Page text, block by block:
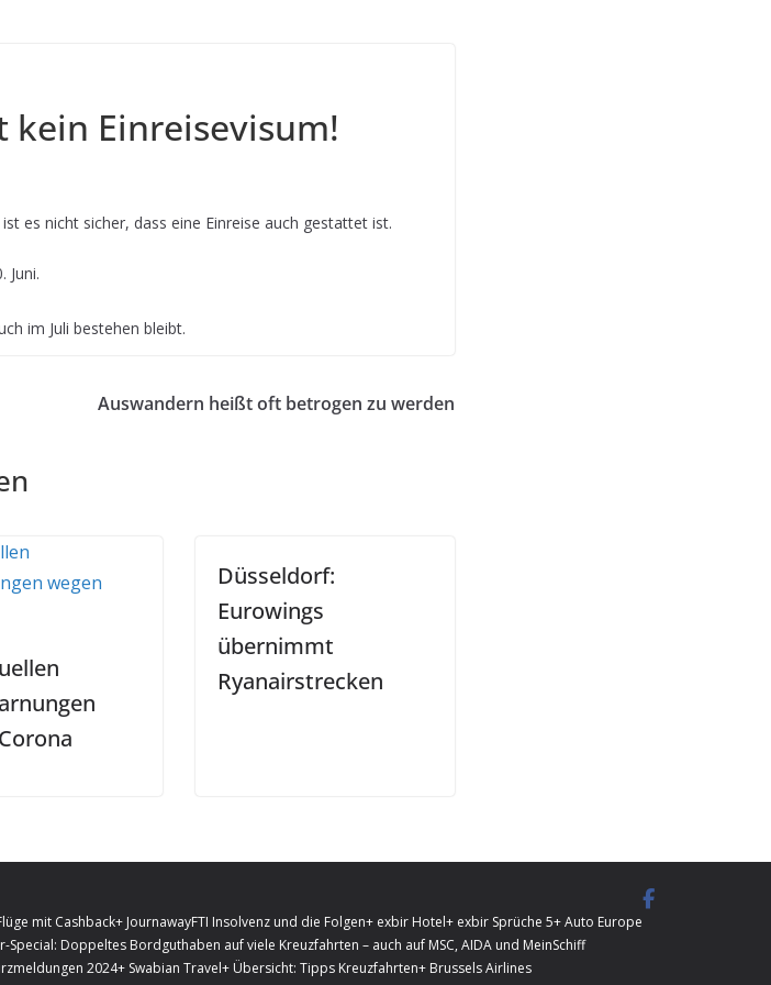
Einreisevisum!
es nicht sicher, dass eine Einreise auch gestattet ist.
Juni.
im Juli bestehen bleibt.
Auswandern heißt oft betrogen zu werden
Düsseldorf:
Eurowings
übernimmt
Ryanairstrecken
mit Cashback+ JournawayFTI Insolvenz und die Folgen+ exbir Hotel+ exbir Sprüche 5+ Auto Europe
Special: Doppeltes Bordguthaben auf viele Kreuzfahrten – auch auf MSC, AIDA und MeinSchiff
2024+ Swabian Travel+ Übersicht: Tipps Kreuzfahrten+ Brussels Airlines